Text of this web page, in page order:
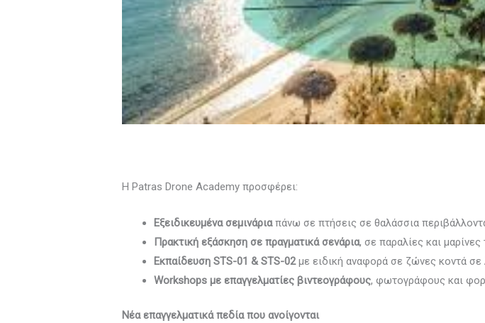
Η Patras Drone Academy προσφέρει:
Εξειδικευμένα σεμινάριαπάνω σε πτήσεις σε θαλάσσια
Πρακτική εξάσκηση σε πραγματικά σενάρια, σε παραλίες και μαρίνες
Εκπαίδευση STS-01 & STS-02με ειδική αναφορά σε ζώνες κοντά σε
Workshops με επαγγελματίες βιντεογράφους, φωτογράφους και
Νέα επαγγελματικά πεδία που ανοίγονται